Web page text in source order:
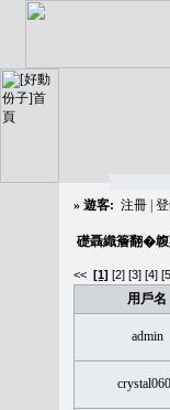
» 遊客: 注冊
礎聶織簷翻�
<< [1] [2] [3] [4]
用戶名
admin